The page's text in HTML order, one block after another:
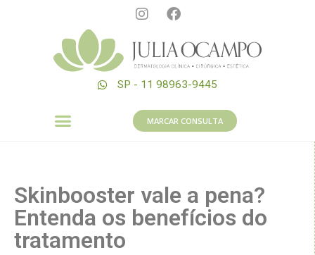
SP - 11 98963-9445
MARCAR CONSULTA
Skinbooster vale a pena?
Entenda os benefícios do
tratamento